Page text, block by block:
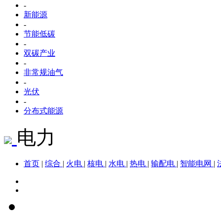
-
新能源
-
节能低碳
-
双碳产业
-
非常规油气
-
光伏
-
分布式能源
电力
首页 | 综合 | 火电 | 核电 | 水电 | 热电 | 输配电 | 智能电网 |